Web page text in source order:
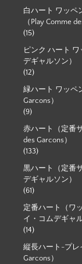
白ハート ワッペ
（Play Comme
(15)
ピンク ハート
デギャルソン）
(12)
緑ハート ワッペ
Garcons）
(9)
赤ハート（定番
des Garcons）
(133)
黒ハート（定番
デギャルソン）
(61)
定番ハート（ワ
イ・コムデギャ
(14)
縦長ハート-プレ
Garcons）